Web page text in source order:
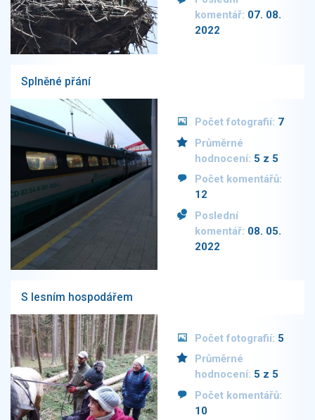
komentář: 07. 08.
2022
Splněné přání
Počet fotografií: 7
Průměrné
hodnocení: 5 z 5
Počet komentářů:
12
Poslední
komentář: 08. 05.
2022
S lesním hospodářem
Počet fotografií: 5
Průměrné
hodnocení: 5 z 5
Počet komentářů:
10